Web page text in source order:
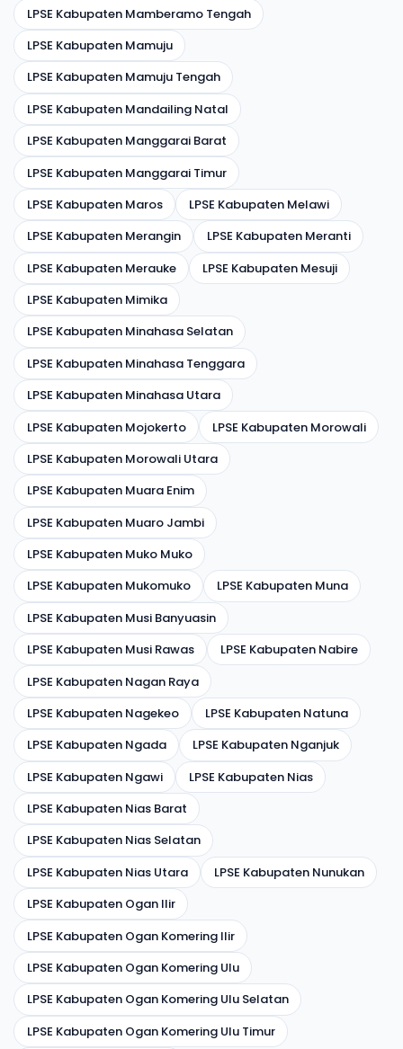
LPSE Kabupaten Mamberamo Tengah
LPSE Kabupaten Mamuju
LPSE Kabupaten Mamuju Tengah
LPSE Kabupaten Mandailing Natal
LPSE Kabupaten Manggarai Barat
LPSE Kabupaten Manggarai Timur
LPSE Kabupaten Maros
LPSE Kabupaten Melawi
LPSE Kabupaten Merangin
LPSE Kabupaten Meranti
LPSE Kabupaten Merauke
LPSE Kabupaten Mesuji
LPSE Kabupaten Mimika
LPSE Kabupaten Minahasa Selatan
LPSE Kabupaten Minahasa Tenggara
LPSE Kabupaten Minahasa Utara
LPSE Kabupaten Mojokerto
LPSE Kabupaten Morowali
LPSE Kabupaten Morowali Utara
LPSE Kabupaten Muara Enim
LPSE Kabupaten Muaro Jambi
LPSE Kabupaten Muko Muko
LPSE Kabupaten Mukomuko
LPSE Kabupaten Muna
LPSE Kabupaten Musi Banyuasin
LPSE Kabupaten Musi Rawas
LPSE Kabupaten Nabire
LPSE Kabupaten Nagan Raya
LPSE Kabupaten Nagekeo
LPSE Kabupaten Natuna
LPSE Kabupaten Ngada
LPSE Kabupaten Nganjuk
LPSE Kabupaten Ngawi
LPSE Kabupaten Nias
LPSE Kabupaten Nias Barat
LPSE Kabupaten Nias Selatan
LPSE Kabupaten Nias Utara
LPSE Kabupaten Nunukan
LPSE Kabupaten Ogan Ilir
LPSE Kabupaten Ogan Komering Ilir
LPSE Kabupaten Ogan Komering Ulu
LPSE Kabupaten Ogan Komering Ulu Selatan
LPSE Kabupaten Ogan Komering Ulu Timur